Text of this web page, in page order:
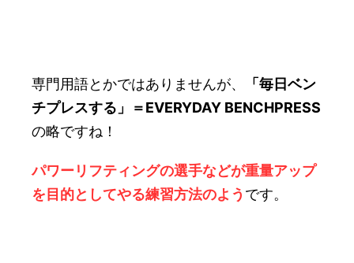
専門用語とかではありませんが、
「毎日ベン
チプレスする」＝EVERYDAY BENCHPRESS
の略ですね！
パワーリフティングの選手などが重量アップ
を目的としてやる練習方法のよう です。